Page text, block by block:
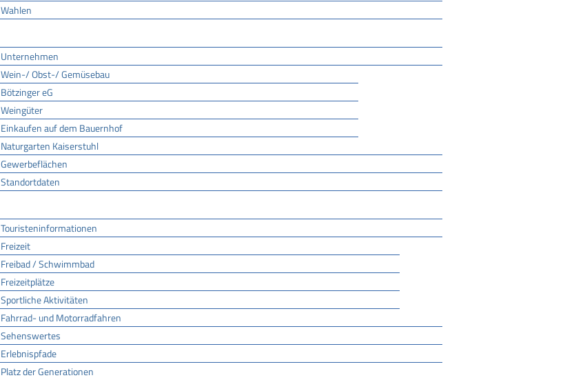
Wahlen
Unternehmen
Wein-/ Obst-/ Gemüsebau
Bötzinger eG
Weingüter
Einkaufen auf dem Bauernhof
Naturgarten Kaiserstuhl
Gewerbeflächen
Standortdaten
Touristeninformationen
Freizeit
Freibad / Schwimmbad
Freizeitplätze
Sportliche Aktivitäten
Fahrrad- und Motorradfahren
Sehenswertes
Erlebnispfade
Platz der Generationen